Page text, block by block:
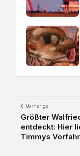
Vorherige
Größter
entdeckt: Hier
Timmys